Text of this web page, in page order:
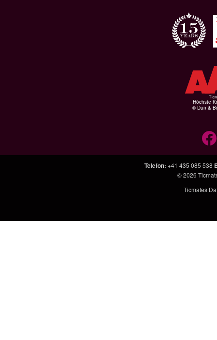
Höchste
© Dun &
Telefon: +41 435 085 538
© 2026
Ticmates